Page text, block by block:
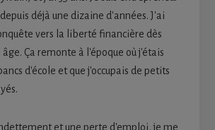
déjà une dizaine d'années. J'ai
vers la liberté financière dès
Ça remonte à l'époque où j'étais
d'école et que j'occupais de petits
et une perte d'emploi, je me